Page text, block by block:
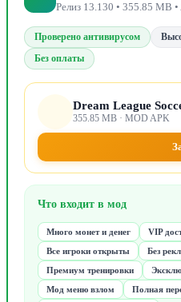
Релиз 13.130 • 355.85 MB
Проверено антивирусом
Без оплаты
Dream League
355.85 MB · MOD APK
Что входит в мод
Много монет и денег
VIP
Все игроки открыты
Без
Премиум тренировки
Мод меню взлом
Полная